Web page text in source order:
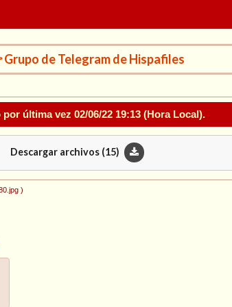
de Telegram de Hispafiles
última vez 02/06/22 19:13 (Hora Local).
Descargar archivos (15)
)